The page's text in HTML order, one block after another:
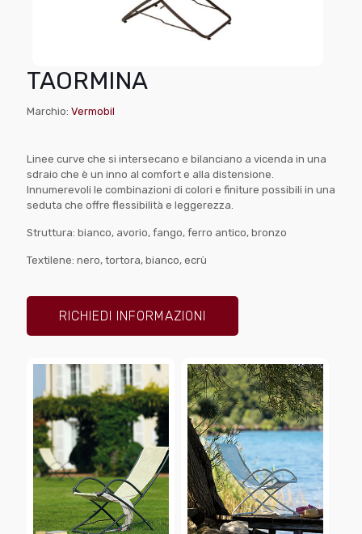
TAORMINA
Marchio: Vermobil
Linee curve che si intersecano e bilanciano a vicenda in una
sdraio che è un inno al comfort e alla distensione.
Innumerevoli le combinazioni di colori e finiture possibili in una
seduta che offre flessibilità e leggerezza.
Struttura: bianco, avorio, fango, ferro antico, bronzo
Textilene: nero, tortora, bianco, ecrù
RICHIEDI INFORMAZIONI